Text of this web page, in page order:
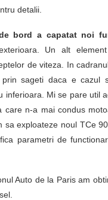
detalii.
bord a capatat noi
Un alt
de viteza. In
sageti daca e cazul
inferioara. Mi se pare util
care n-a mai condus
sa exploateze noul TCe
parametri de
Auto de la Paris am